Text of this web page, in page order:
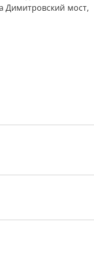
Димитровский мост,